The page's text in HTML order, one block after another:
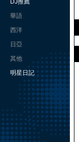
DJ推薦
華語
西洋
日亞
其他
明星日記